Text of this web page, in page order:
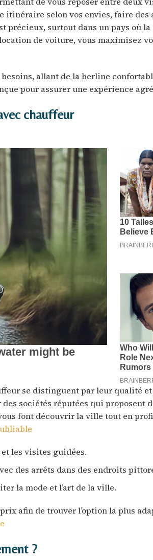
itinéraire selon vos envies, faire
précieux, surtout dans un pays où
de voiture, vous maximisez
allant de la berline
pour assurer une expérience
chauffeur
se distinguent par leur qualité
sociétés réputées qui proposent
font découvrir la ville tout en
les visites guidées.
des arrêts dans des endroits
la mode et l’art de la ville.
afin de trouver l’option la plus
?